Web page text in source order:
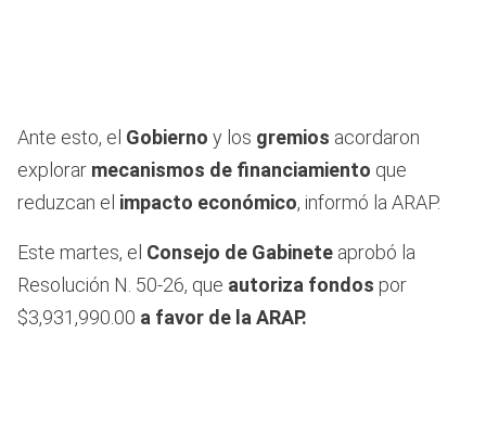
Ante esto, el Gobierno y los gremios acordaron
explorar mecanismos de financiamiento que
reduzcan el impacto económico, informó la ARAP.
Este martes, el Consejo de Gabinete aprobó la
Resolución N. 50-26, que autoriza fondos por
$3,931,990.00 a favor de la ARAP.